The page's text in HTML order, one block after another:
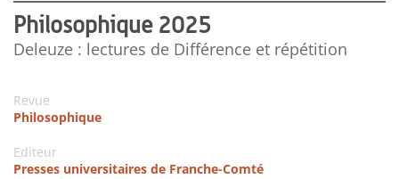
Philosophique 2025
Deleuze : lectures de Différence et répétition
Revue
Philosophique
Editeur
Presses universitaires de Franche-Comté